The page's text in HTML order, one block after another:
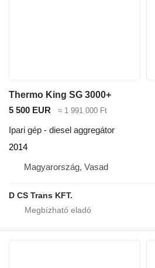
Thermo King SG 3000+
5 500 EUR
≈ 1 991 000 Ft
Ipari gép - diesel aggregátor
2014
Magyarország, Vasad
D CS Trans KFT.